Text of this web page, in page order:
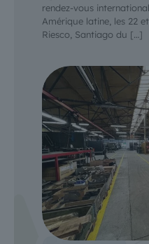
rendez-vous
Amérique latine, les 22
Riesco, Santiago du […]